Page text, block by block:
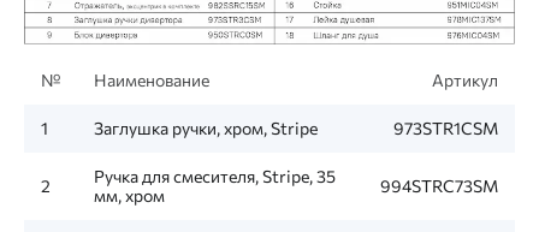
№ Наименование Артикул
1 Заглушка ручки, хром, Stripe 973STR1CSM
2
Ручка для смесителя, Stripe, 35
мм, хром
994STRC73SM